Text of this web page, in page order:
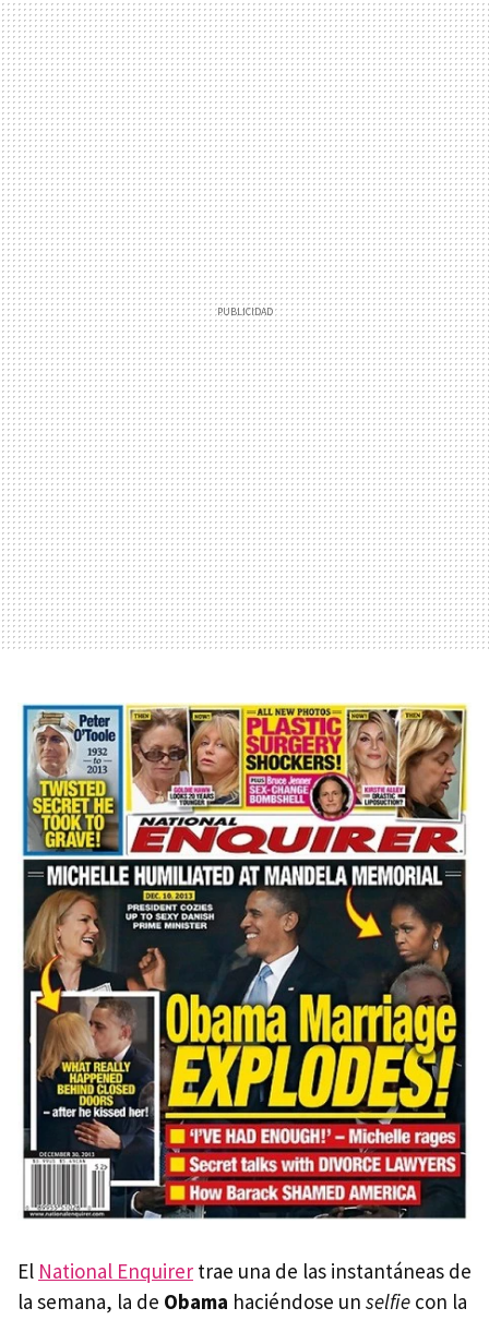
El National Enquirer trae una de las instantáneas de
la semana, la de Obama haciéndose un selfie con la